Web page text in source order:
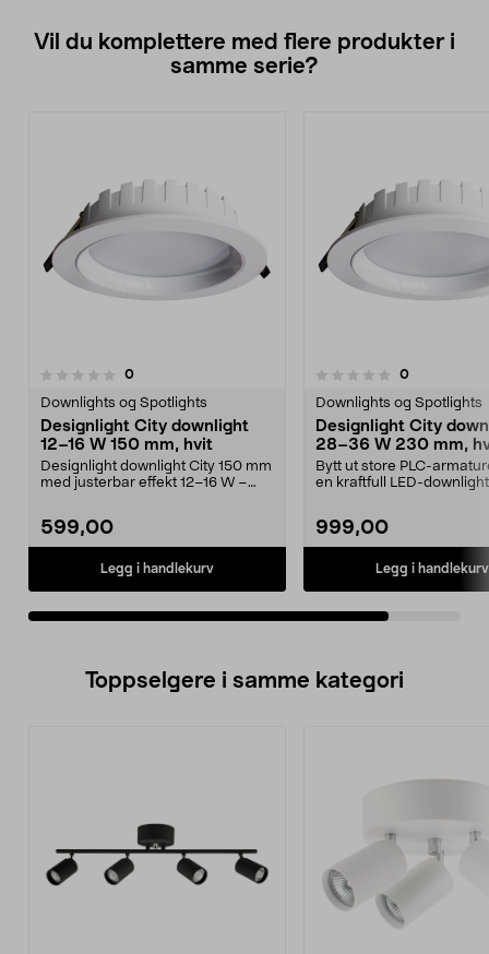
Vil du komplettere med flere produkter i
samme serie?
0anmeldelser
Downlights og Spotlights
Designlight City downlight
12–16 W 150 mm, hvit
Designlight downlight City 150 mm
med justerbar effekt 12–16 W –
599,00
Legg i handlekurv
0.0 av 5 stjerner 0anmeldelser
Downlights og Spotlights
Designlight City
28–36 W 230 mm,
Bytt ut store PLC-
en kraftfull LED-
999,00
Legg i handlekurv
Toppselgere i samme kategori